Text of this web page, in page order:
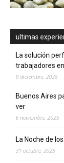
ultimas
La solución
trabajadores
9 diciembre, 2025
Buenos Aires
ver
6 noviembre, 2025
La Noche de
31 octubre, 2025